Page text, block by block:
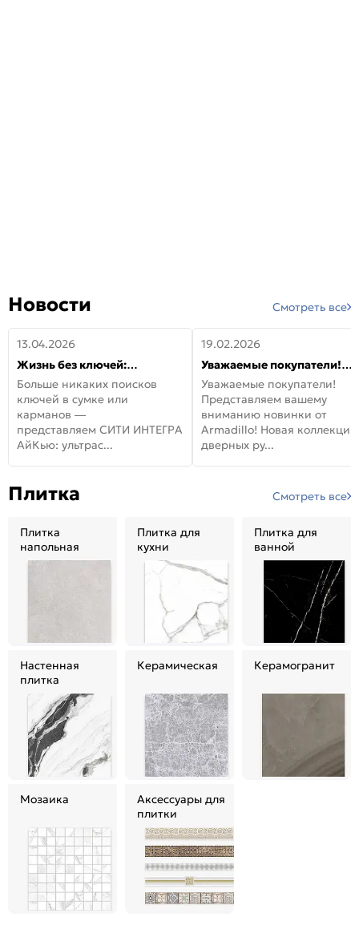
Новости Смотреть все
13.04.2026
Жизнь без ключей:
встречайте новую дверь
СИТИ ИНТЕГРА АйКью!
Больше никаких поисков
ключей в сумке или
карманов —
представляем СИТИ ИНТЕГРА
АйКью: ультрас...
19.02.2026
Уважаемые покупатели!
Представляем вашему
вниманию новинки от
Armadillo!
Уважаемые покупатели!
Представляем вашему
вниманию новинки от
Armadillo! Новая коллекция
дверных ру...
Плитка Смотреть все
Плитка
напольная
Плитка для
кухни
Плитка для
ванной
Настенная
плитка
Керамическая Керамогранит
Мозаика
Аксессуары для
плитки